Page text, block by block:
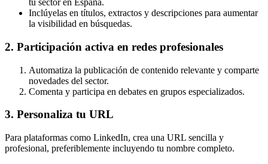
tu sector en España.
Inclúyelas en títulos, extractos y descripciones para aumentar
la visibilidad en búsquedas.
2. Participación activa en redes profesionales
Automatiza la publicación de contenido relevante y comparte
novedades del sector.
Comenta y participa en debates en grupos especializados.
3. Personaliza tu URL
Para plataformas como LinkedIn, crea una URL sencilla y
profesional, preferiblemente incluyendo tu nombre completo.